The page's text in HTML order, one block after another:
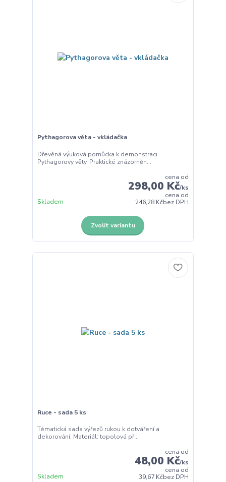
Pythagorova věta - vkládačka
Dřevěná výuková pomůcka k demonstraci
Pythagorovy věty. Praktické znázorněn...
cena od
298,00 Kč/ks
cena od
246,28 Kčbez DPH
Skladem
Zvolit variantu
Ruce - sada 5 ks
Tématická sada výřezů rukou k dotváření a
dekorování. Materiál: topolová př...
cena od
48,00 Kč/ks
cena od
39,67 Kčbez DPH
Skladem